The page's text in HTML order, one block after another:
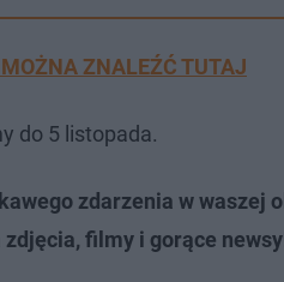
ZNALEŹĆ TUTAJ
do 5 listopada.
zdarzenia w waszej
filmy i gorące